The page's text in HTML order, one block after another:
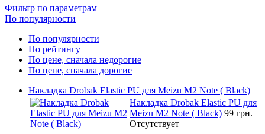
Фильтр по параметрам
По популярности
По популярности
По рейтингу
По цене, сначала недорогие
По цене, сначала дорогие
Накладка Drobak Elastic PU для Meizu M2 Note ( Black)
Накладка Drobak Elastic PU для
Meizu M2 Note ( Black) 99 грн.
Отсутствует